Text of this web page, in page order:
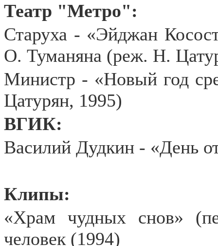
Театр "Метро":
Старуха - «Эйджан
О. Туманяна (реж. Н.
Министр - «Новый год
Цатурян, 1995)
ВГИК:
Василий Дудкин - «День
Клипы:
«Храм чудных снов»
человек (1994)